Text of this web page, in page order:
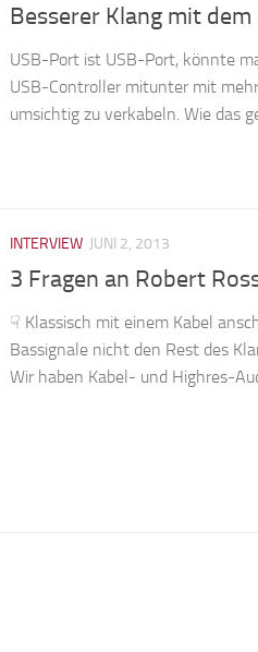
Besserer Klang mit
USB-Port ist USB-Port, könnte
USB-Controller mitunter mit
umsichtig zu verkabeln. Wie das
INTERVIEW JUNI 2, 2013
3 Fragen an Robert
☟ Klassisch mit einem Kabel
Bassignale nicht den Rest des
Wir haben Kabel- und Highres-